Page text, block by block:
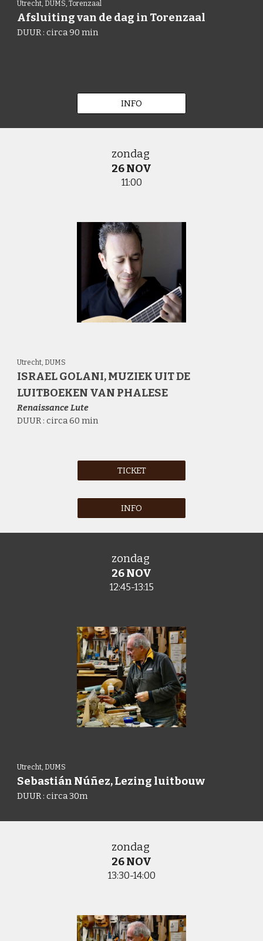
Utrecht, DUMS, Torenzaal
Afsluiting van de dag in Torenzaal
DUUR : circa90 min
INFO
zondag
26NOV
11:00
Utrecht, DUMS
ISRAEL GOLANI,MUZIEK UIT DE
LUITBOEKEN VAN PHALESE
RenaissanceLute
DUUR : circa 60 min
TICKET
INFO
zondag
26 NOV
12:45-13:15
Utrecht, DUMS
Sebastián Núñez, Lezing luitbouw
DUUR :circa30m
zondag
26 NOV
13:30-14:00